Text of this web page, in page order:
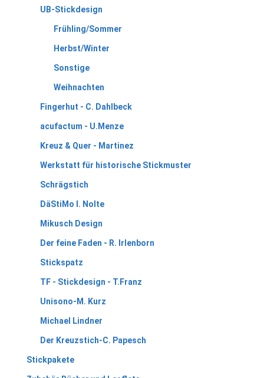
UB-Stickdesign
Frühling/Sommer
Herbst/Winter
Sonstige
Weihnachten
Fingerhut - C. Dahlbeck
acufactum - U.Menze
Kreuz & Quer - Martinez
Werkstatt für historische Stickmuster
Schrägstich
DäStiMo I. Nolte
Mikusch Design
Der feine Faden - R. Irlenborn
Stickspatz
TF - Stickdesign - T.Franz
Unisono-M. Kurz
Michael Lindner
Der Kreuzstich-C. Papesch
Stickpakete